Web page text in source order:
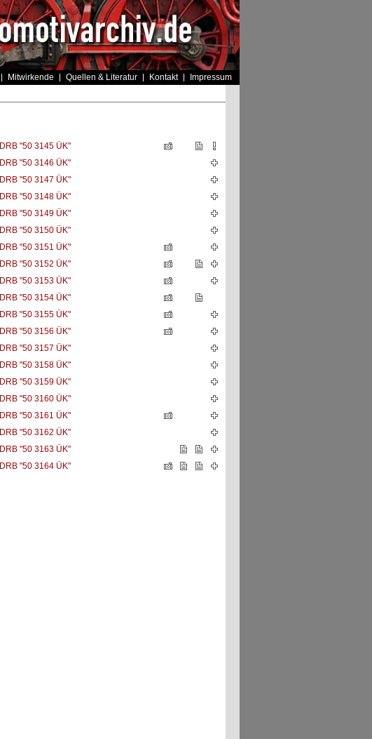
Mitwirkende Quellen & Literatur Kontakt Impressum
DRB "50 3145 ÜK"
DRB "50 3146 ÜK"
DRB "50 3147 ÜK"
DRB "50 3148 ÜK"
DRB "50 3149 ÜK"
DRB "50 3150 ÜK"
DRB "50 3151 ÜK"
DRB "50 3152 ÜK"
DRB "50 3153 ÜK"
DRB "50 3154 ÜK"
DRB "50 3155 ÜK"
DRB "50 3156 ÜK"
DRB "50 3157 ÜK"
DRB "50 3158 ÜK"
DRB "50 3159 ÜK"
DRB "50 3160 ÜK"
DRB "50 3161 ÜK"
DRB "50 3162 ÜK"
DRB "50 3163 ÜK"
DRB "50 3164 ÜK"